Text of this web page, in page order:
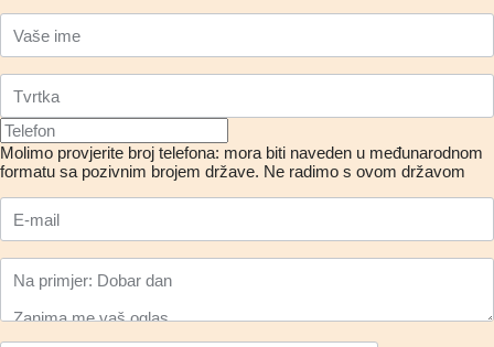
Molimo provjerite broj telefona: mora biti naveden u međunarodnom
formatu sa pozivnim brojem države. Ne radimo s ovom državom